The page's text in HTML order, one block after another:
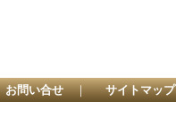
お問い合せ ｜ サイトマップ